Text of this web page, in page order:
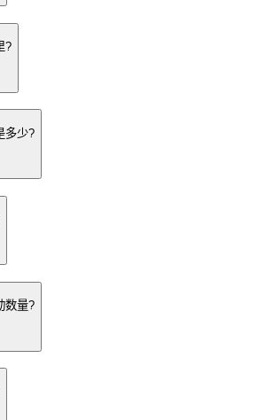
?
多少?
数量?